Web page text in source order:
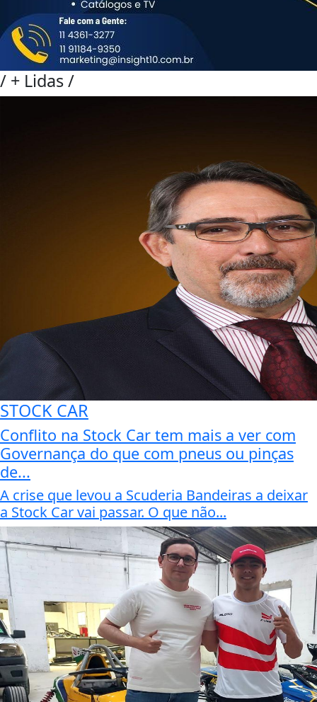
/ + Lidas/
STOCK CAR
Conflito na Stock Car tem mais a ver com
Governança do que com pneus ou pinças
de...
A crise que levou a Scuderia Bandeiras a deixar
a Stock Car vai passar. O que não...